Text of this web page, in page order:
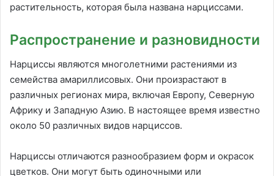
растительность, которая была названа нарциссами.
Распространение и разновидности
Нарциссы являются многолетними растениями из
семейства амариллисовых. Они произрастают в
различных регионах мира, включая Европу, Северную
Африку и Западную Азию. В настоящее время известно
около 50 различных видов нарциссов.
Нарциссы отличаются разнообразием форм и окрасок
цветков. Они могут быть одиночными или